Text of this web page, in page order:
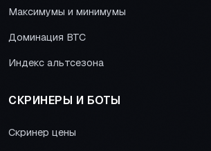
Максимумы и минимумы
Доминация BTC
Индекс альтсезона
СКРИНЕРЫ И БОТЫ
Скринер цены